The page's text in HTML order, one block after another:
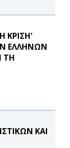
ΚΡΙΣΗ'
ΕΛΛΗΝΩΝ
ΤΗ
ΚΑΙ